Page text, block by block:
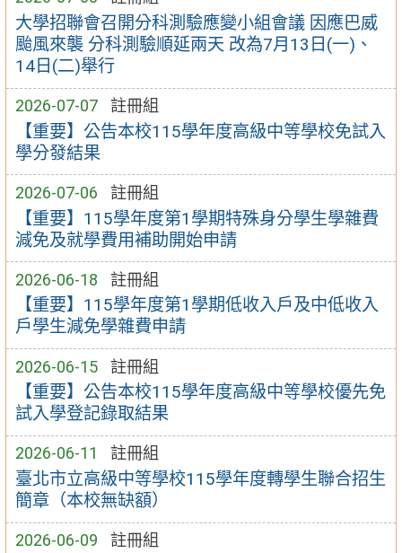
大學招聯會召開分科測驗應變小組會議 因應巴威
颱風來襲 分科測驗順延兩天 改為7月13日(一)、
14日(二)舉行
2026-07-07 註冊組
【重要】公告本校115學年度高級中等學校免試入
學分發結果
2026-07-06 註冊組
【重要】115學年度第1學期特殊身分學生學雜費
減免及就學費用補助開始申請
2026-06-18 註冊組
【重要】115學年度第1學期低收入戶及中低收入
戶學生減免學雜費申請
2026-06-15 註冊組
【重要】公告本校115學年度高級中等學校優先免
試入學登記錄取結果
2026-06-11 註冊組
臺北市立高級中等學校115學年度轉學生聯合招生
簡章（本校無缺額）
2026-06-09 註冊組